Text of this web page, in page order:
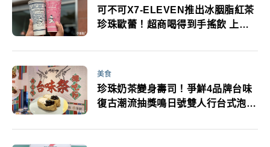
可不可X7-ELEVEN推出冰胭脂紅茶
珍珠歐蕾！超商喝得到手搖飲 上市
美食
珍珠奶茶變身壽司！爭鮮4品牌台味
復古潮流抽獎鳴日號雙人行台式泡湯